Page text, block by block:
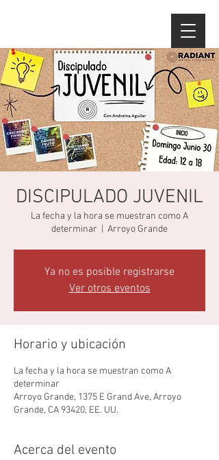
DISCIPULADO JUVENIL
La fecha y la hora se muestran como A
determinar
Arroyo Grande
Ya no es posible registrarse
Ver otros eventos
Horario y ubicación
La fecha y la hora se muestran como A
determinar
Arroyo Grande, 1375 E Grand Ave, Arroyo
Grande, CA 93420, EE. UU.
Acerca del evento